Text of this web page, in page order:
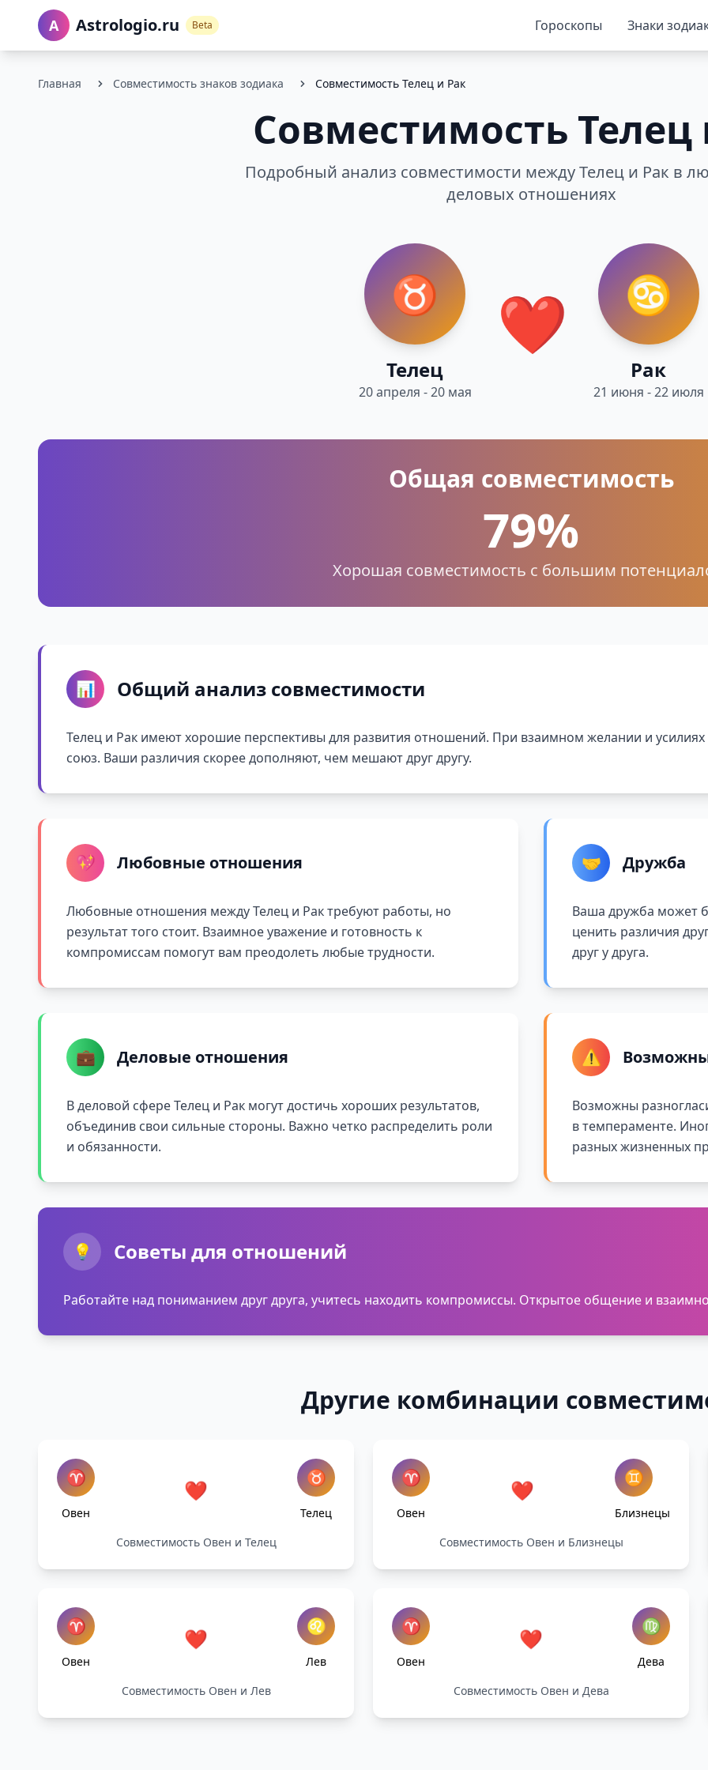
A Astrologio.ru Beta Гороскопы Знаки
Главная Совместимость знаков зодиака Совместимость Телец и Рак
Совместимость Телец
Подробный анализ совместимости между Телец и Рак в
деловых отношениях
♉
Телец
20 апреля - 20 мая
❤️ ♋
Рак
21 июня - 22 июля
Общая совместимость
79%
Хорошая совместимость с большим
📊 Общий анализ совместимости
Телец и Рак имеют хорошие перспективы для развития отношений. При взаимном желании и
союз. Ваши различия скорее дополняют, чем мешают друг другу.
💖 Любовные отношения
Любовные отношения между Телец и Рак требуют работы, но
результат того стоит. Взаимное уважение и готовность к
компромиссам помогут вам преодолеть любые трудности.
🤝 Дружба
Ваша дружба может
ценить различия
друг у друга.
💼 Деловые отношения
В деловой сфере Телец и Рак могут достичь хороших результатов,
объединив свои сильные стороны. Важно четко распределить роли
и обязанности.
⚠️
Возможны
в темпераменте.
разных жизненных
💡 Советы для отношений
Работайте над пониманием друг друга, учитесь находить компромиссы. Открытое общение и
Другие комбинации
♈
Овен
❤️ ♉
Телец
Совместимость Овен и Телец
♈
Овен
❤️ ♊
Близнецы
Совместимость Овен и Близнецы
♈
Овен
❤️ ♌
Лев
Совместимость Овен и Лев
♈
Овен
❤️ ♍
Дева
Совместимость Овен и Дева